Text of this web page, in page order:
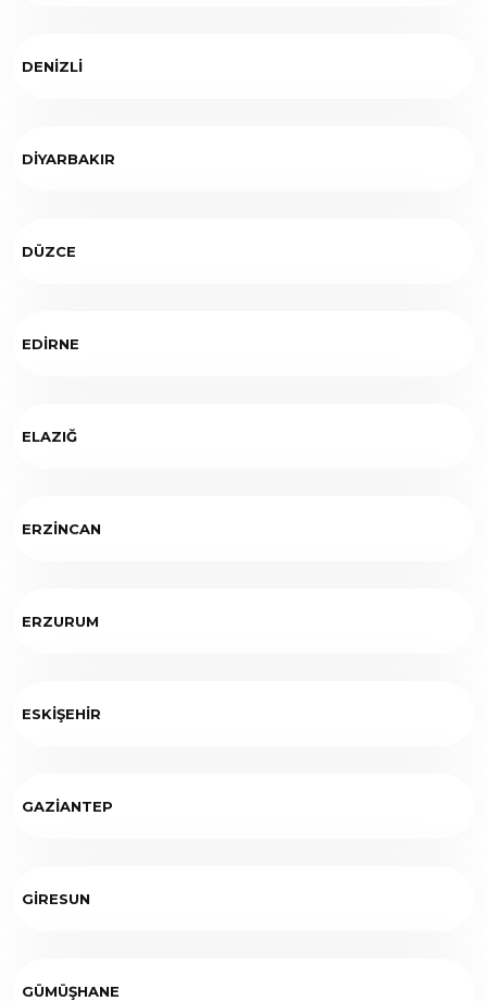
DENİZLİ
DİYARBAKIR
DÜZCE
EDİRNE
ELAZIĞ
ERZİNCAN
ERZURUM
ESKİŞEHİR
GAZİANTEP
GİRESUN
GÜMÜŞHANE